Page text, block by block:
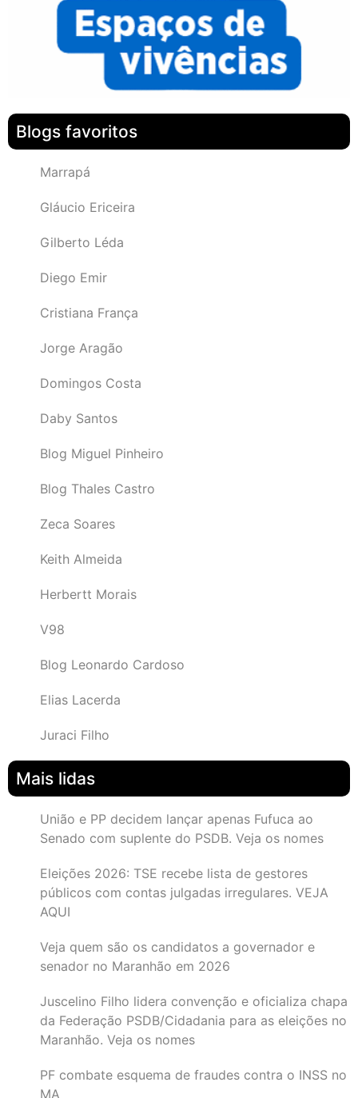
Blogs favoritos
Marrapá
Gláucio Ericeira
Gilberto Léda
Diego Emir
Cristiana França
Jorge Aragão
Domingos Costa
Daby Santos
Blog Miguel Pinheiro
Blog Thales Castro
Zeca Soares
Keith Almeida
Herbertt Morais
V98
Blog Leonardo Cardoso
Elias Lacerda
Juraci Filho
Mais lidas
União e PP decidem lançar apenas Fufuca ao
Senado com suplente do PSDB. Veja os nomes
Eleições 2026: TSE recebe lista de gestores
públicos com contas julgadas irregulares. VEJA
AQUI
Veja quem são os candidatos a governador e
senador no Maranhão em 2026
Juscelino Filho lidera convenção e oficializa chapa
da Federação PSDB/Cidadania para as eleições no
Maranhão. Veja os nomes
PF combate esquema de fraudes contra o INSS no
MA